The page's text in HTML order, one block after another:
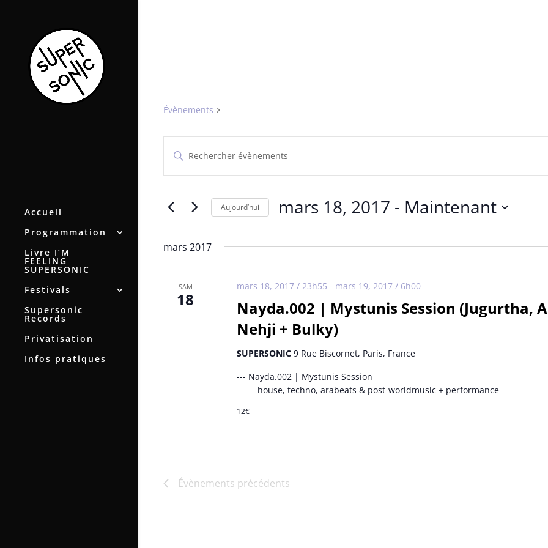
Accueil
Programmation
Livre I’M
FEELING
SUPERSONIC
Festivals
Supersonic
Records
Privatisation
Infos pratiques
Évènements
Évènements
Recherche
et
navigation
vues
Évènements
Saisir
clé.
Évènements
clé.
Aujourd’hui mars 18, 2017 - Maintenant
mars 2017
SAM
18
Nayda.002 | Mystunis Session (Jugurtha,
Nehji + Bulky)
mars 18, 2017 / 23h55 - mars 19, 2017 / 6h00
SUPERSONIC9 Rue Biscornet, Paris, France
--- Nayda.002 | Mystunis Session
_____ house, techno, arabeats & post-worldmusic + performance
12€
Évènements précédents